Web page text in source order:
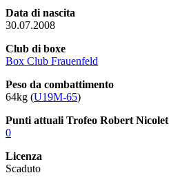
Data di nascita
30.07.2008
Club di boxe
Box Club Frauenfeld
Peso da combattimento
64kg (U19M-65)
Punti attuali Trofeo Robert Nicolet
0
Licenza
Scaduto